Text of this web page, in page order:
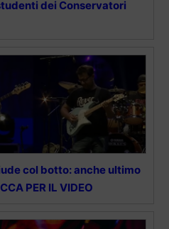
dei Conservatori
col botto: anche ultimo
PER IL VIDEO